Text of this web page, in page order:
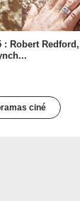
: Robert Redford,
ciné